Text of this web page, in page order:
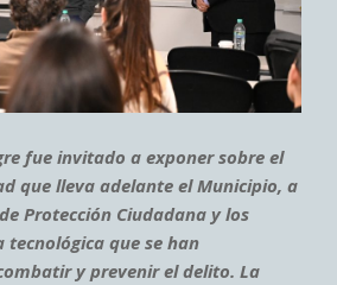
fue invitado a exponer sobre el
que lleva adelante el Municipio, a
Protección Ciudadana y los
tecnológica que se han
y prevenir el delito. La